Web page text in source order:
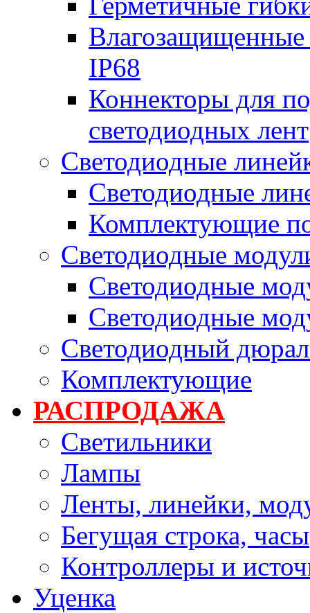
Влагозащищенные
IP68
Коннекторы для
светодиодных лент
Светодиодные
Светодиодные
Комплектующие
Светодиодные
Светодиодные
Светодиодные
Светодиодный
Комплектующие
РАСПРОДАЖА
Светильники
Лампы
Ленты, линейки,
Бегущая строка, часы
Контроллеры и
Уценка